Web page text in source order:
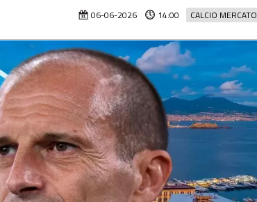
CALCIO MERCATO
06-06-2026 14:00